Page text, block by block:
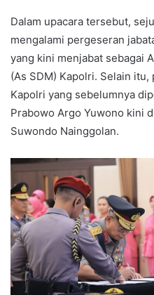
Dalam upacara tersebut,
mengalami pergeseran
yang kini menjabat sebagai
(As SDM) Kapolri. Selain
Kapolri yang sebelumnya
Prabowo Argo Yuwono kini
Suwondo Nainggolan.